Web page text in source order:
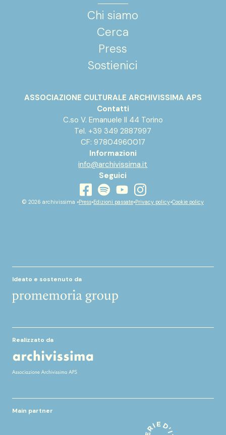
Chi siamo
Cerca
Press
Sostienici
ASSOCIAZIONE CULTURALE ARCHIVISSIMA APS
Contatti
C.so V. Emanuele II 44 Torino
Tel. +39 349 2887997
CF: 97804960017
Informazioni
info@archivissima.it
Seguici
facebook
spotifyyoutubeinstagram
© 2026 archivissima •Press•Edizioni passate•Privacy policy•Cookie policy
Ideato e sostenuto da
Realizzato da
Main partner